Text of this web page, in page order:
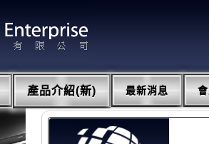
產品介紹(新) 最新消息